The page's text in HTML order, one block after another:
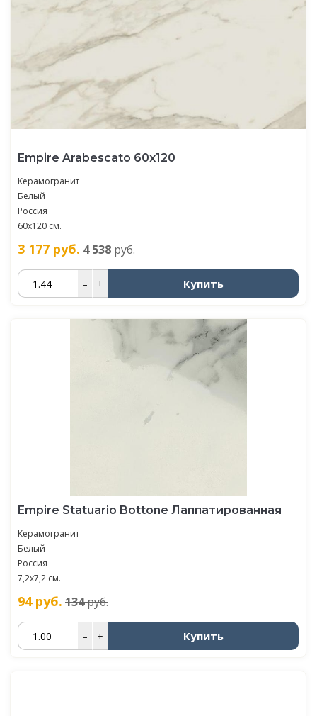
Empire Arabescato 60x120
Керамогранит
Белый
Россия
60x120 см.
3 177 руб. 4 538руб.
– + Купить
Empire Statuario Bottone Лаппатированная
Керамогранит
Белый
Россия
7,2x7,2 см.
94руб. 134руб.
– + Купить